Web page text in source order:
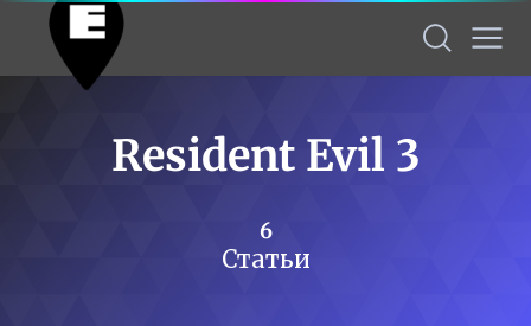
Resident Evil 3
6
Статьи